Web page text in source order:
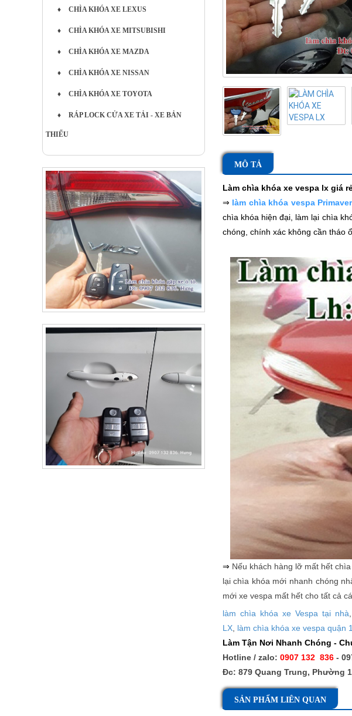
♦ CHÌA KHÓA XE LEXUS
♦ CHÌA KHÓA XE MITSUBISHI
♦ CHÌA KHÓA XE MAZDA
♦ CHÌA KHÓA XE NISSAN
♦ CHÌA KHÓA XE TOYOTA
♦ RÁP LOCK CỬA XE TẢI - XE BẢN
THIẾU
MÔ TẢ
Làm chìa khóa xe vespa lx giá
⇒ làm chìa khóa vespa
chìa khóa hiện đại, làm lại chìa
chóng, chính xác không cần tháo
⇒ Nếu khách hàng lỡ mất hết
lại chìa khóa mới nhanh chóng
mới xe vespa mất hết cho tất cả
làm chìa khóa xe Vespa tại nhà
LX, làm chìa khóa xe vespa quận
Làm Tận Nơi Nhanh Chóng -
Hotline / zalo: 0907 132 836-
Đc: 879 Quang Trung, Phường
SẢN PHẨM LIÊN QUAN